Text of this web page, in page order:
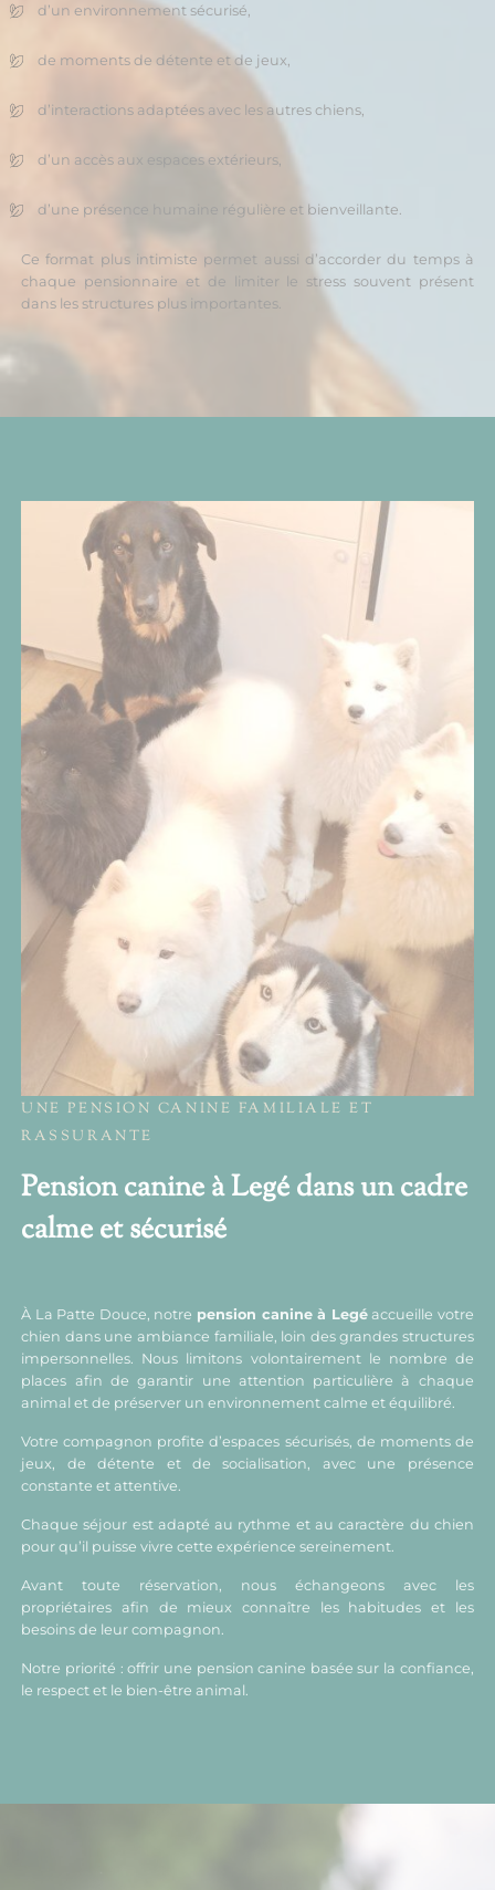
d’un environnement sécurisé,
de moments de détente et de jeux,
d’interactions adaptées avec les autres chiens,
d’un accès aux espaces extérieurs,
d’une présence humaine régulière et bienveillante.
Ce format plus intimiste permet aussi d’accorder du temps à
chaque pensionnaire et de limiter le stress souvent présent
dans les structures plus importantes.
UNE PENSION CANINE FAMILIALE ET
RASSURANTE
Pension canine à Legé dans un cadre
calme et sécurisé
À La Patte Douce, notre pension canine à Legéaccueille votre
chien dans une ambiance familiale, loin des grandes structures
impersonnelles. Nous limitons volontairement le nombre de
places afin de garantir une attention particulière à chaque
animal et de préserver un environnement calme et équilibré.
Votre compagnon profite d’espaces sécurisés, de moments de
jeux, de détente et de socialisation, avec une présence
constante et attentive.
Chaque séjour est adapté au rythme et au caractère du chien
pour qu’il puisse vivre cette expérience sereinement.
Avant toute réservation, nous échangeons avec les
propriétaires afin de mieux connaître les habitudes et les
besoins de leur compagnon.
Notre priorité : offrir une pension canine basée sur la confiance,
le respect et le bien-être animal.